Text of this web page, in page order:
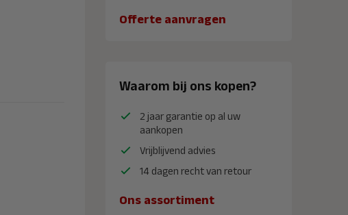
Offerte aanvragen
Waarom bij ons kopen?
2 jaar garantie op al uw
aankopen
Vrijblijvend advies
14 dagen recht van retour
Ons assortiment